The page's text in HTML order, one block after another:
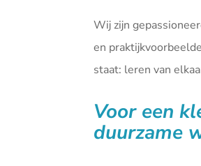
Wij zijn
en
staat: leren van
Voor een
duurzame